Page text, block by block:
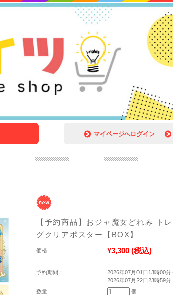
マイページへログイン
【予約商品】おジャ魔女どれみ ト
グクリアポスター【BOX】
価格: ¥3,300 (税込)
予約期間：
2026年07月01日13時00分
2026年07月22日23時59分
数量:
個